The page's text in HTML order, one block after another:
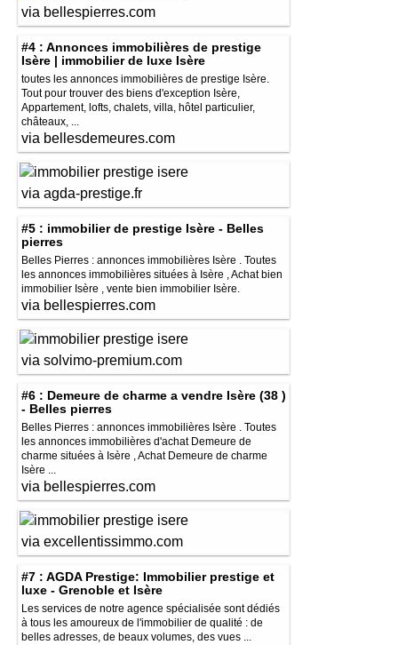
via bellespierres.com
#4 : Annonces immobilières de prestige
Isère | immobilier de luxe Isère
toutes les annonces immobilières de prestige Isère.
Tout pour trouver des biens d'exception Isère,
Appartement, lofts, chalets, villa, hôtel particulier,
châteaux, ...
via bellesdemeures.com
via agda-prestige.fr
#5 : immobilier de prestige Isère - Belles
pierres
Belles Pierres : annonces immobilières Isère . Toutes
les annonces immobilières situées à Isère , Achat bien
immobilier Isère , vente bien immobilier Isère.
via bellespierres.com
via solvimo-premium.com
#6 : Demeure de charme a vendre Isère (38 )
- Belles pierres
Belles Pierres : annonces immobilières Isère . Toutes
les annonces immobilières d'achat Demeure de
charme situées à Isère , Achat Demeure de charme
Isère ...
via bellespierres.com
via excellentissimmo.com
#7 : AGDA Prestige: Immobilier prestige et
luxe - Grenoble et Isère
Les services de notre agence spécialisée sont dédiés
à tous les amoureux de l'immobilier de qualité : de
belles adresses, de beaux volumes, des vues ...